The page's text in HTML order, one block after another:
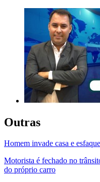
Outras
Homem invade casa e
Motorista é fechado no
do próprio carro